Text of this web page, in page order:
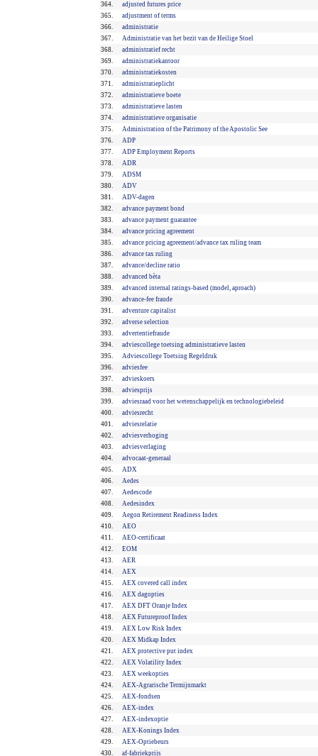
364.
adjusted futures price
365.
adjustment of terms
366.
administratie
367.
Administratie van het bezit van de Heilige Stoel
368.
administratief recht
369.
administratiekantoor
370.
administratiekosten
371.
administratieplicht
372.
administratieve boete
373.
administratieve lasten
374.
administratieve organisatie
375.
Administration of the Patrimony of the Apostolic See
376.
ADP
377.
ADP Employment Reports
378.
ADR
379.
ADSM
380.
ADV
381.
ADV-dagen
382.
advance payment bond
383.
advance payment guarantee
384.
advance pricing agreement
385.
advance pricing agreement/advance tax ruling team
386.
advance tax ruling
387.
advance/decline ratio
388.
advanced bèta
389.
advanced internal ratings-based (model, aproach)
390.
advance-fee fraude
391.
adventure capitalist
392.
adverse selection
393.
advertentiefraude
394.
adviescollege toetsing administratieve lasten
395.
Adviescollege Toetsing Regeldruk
396.
adviesfee
397.
advieskoers
398.
adviesprijs
399.
adviesraad voor het wetenschappelijk en technologiebeleid
400.
adviesrecht
401.
adviesrelatie
402.
adviesverhoging
403.
adviesverlaging
404.
advocaat-generaal
405.
ADX
406.
Aedes
407.
Aedescode
408.
Aedesindex
409.
Aegon Retirement Readiness Index
410.
AEO
411.
AEO-certificaat
412.
EOM
413.
AER
414.
AEX
415.
AEX covered call index
416.
AEX dagopties
417.
AEX DFT Oranje Index
418.
AEX Futureproof Index
419.
AEX Low Risk Index
420.
AEX Midkap Index
421.
AEX protective put index
422.
AEX Volatility Index
423.
AEX weekopties
424.
AEX-Agrarische Termijnmarkt
425.
AEX-fondsen
426.
AEX-index
427.
AEX-indexoptie
428.
AEX-Konings Index
429.
AEX-Optiebeurs
430.
af-fabriekprijs